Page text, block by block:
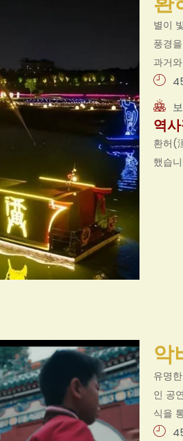
별이
풍경
과거
역
환허(
했습
악
유명
인 공
식을